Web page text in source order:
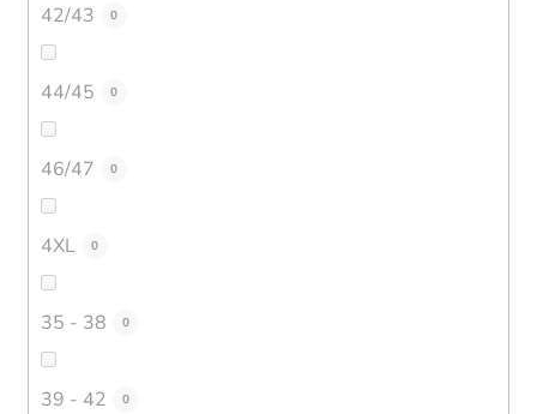
42/43 0
44/45 0
46/47 0
4XL 0
35 - 38 0
39 - 42 0